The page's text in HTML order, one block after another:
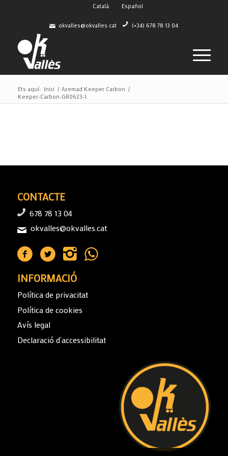
Català Español
okvalles@okvalles.cat (+34) 678 78 13 04
Ets aquí: Inici / Azemad Keeper Carbon /
Keeper-Carbon-GR0623-1
CONTACTE
678 78 13 04
okvalles@okvalles.cat
INFORMACIÓ
Política de privacitat
Política de cookies
Avís legal
Declaració d’accessibilitat